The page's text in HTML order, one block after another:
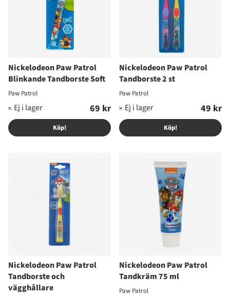
Nickelodeon Paw Patrol
Blinkande Tandborste Soft
Paw Patrol
69 kr
Köp!
Nickelodeon Paw Patrol
Tandborste 2 st
Paw Patrol
49 kr
Köp!
Nickelodeon Paw Patrol
Tandborste och
vägghållare
Nickelodeon Paw Patrol
Tandkräm 75 ml
Paw Patrol